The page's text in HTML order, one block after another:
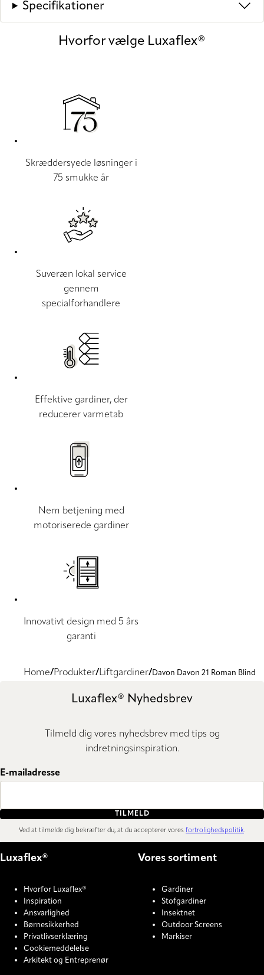
Specifikationer
Hvorfor vælge Luxaflex®
Skræddersyede løsninger i
75 smukke år
Suveræn lokal service
gennem
specialforhandlere
Effektive gardiner, der
reducerer varmetab
Nem betjening med
motoriserede gardiner
Innovativt design med 5 års
garanti
Home Produkter Liftgardiner Davon Davon 21 Roman Blind
Luxaflex® Nyhedsbrev
Tilmeld dig vores nyhedsbrev med tips og
indretningsinspiration.
E-mailadresse
TILMELD
Ved at tilmelde dig bekræfter du, at du accepterer vores fortrolighedspolitik.
Luxaflex®
Hvorfor Luxaflex®
Inspiration
Ansvarlighed
Børnesikkerhed
Privatlivserklæring
Cookiemeddelelse
Arkitekt og Entreprenør
Vores sortiment
Gardiner
Stofgardiner
Insektnet
Outdoor Screens
Markiser